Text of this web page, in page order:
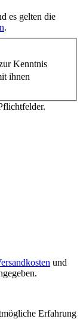
es gelten die
.
Kenntnis
ihnen
und
Erfahrung